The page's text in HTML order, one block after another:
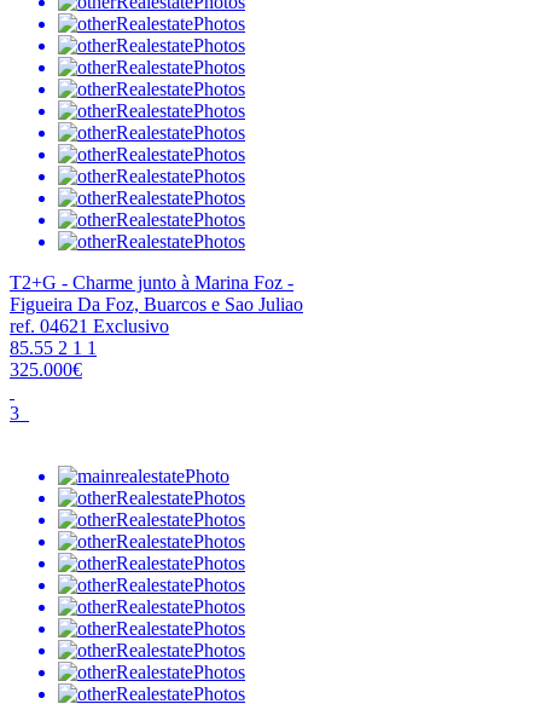
T2+G - Charme junto à Marina Foz -
Figueira Da Foz, Buarcos e Sao Juliao
ref. 04621 Exclusivo
85.55 2 1 1
325.000€
3